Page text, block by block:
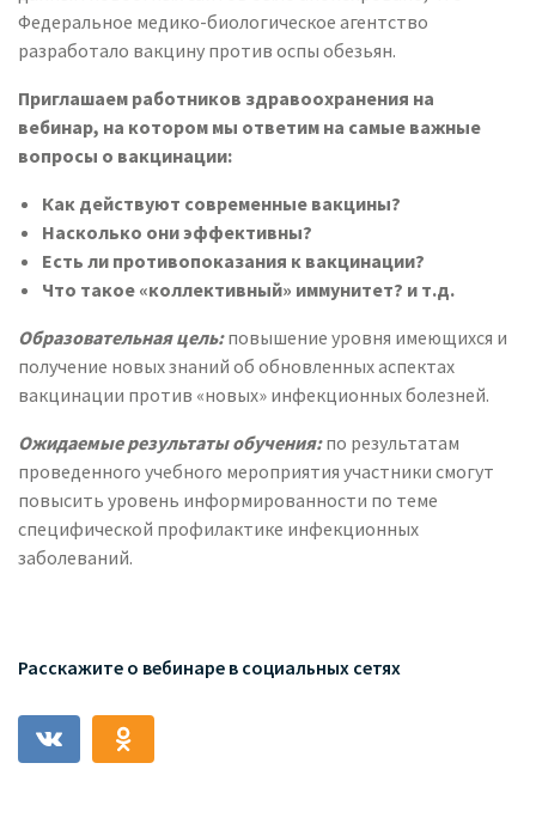
Федеральное медико-биологическое агентство
разработало вакцину против оспы обезьян.
Приглашаем работников здравоохранения на
вебинар, на котором мы ответим на самые важные
вопросы о вакцинации:
Как действуют современные вакцины?
Насколько они эффективны?
Есть ли противопоказания к вакцинации?
Что такое «коллективный» иммунитет? и т.д.
Образовательная цель: повышение уровня имеющихся и
получение новых знаний об обновленных аспектах
вакцинации против «новых» инфекционных болезней.
Ожидаемые результаты обучения: по результатам
проведенного учебного мероприятия участники смогут
повысить уровень информированности по теме
специфической профилактике инфекционных
заболеваний.
Расскажите о вебинаре в социальных сетях